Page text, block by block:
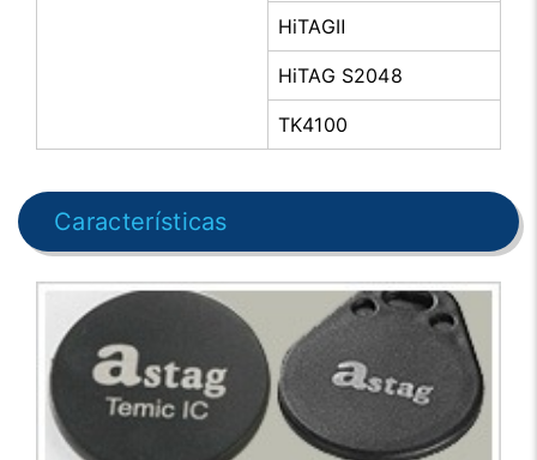
HiTAGⅡ
HiTAG S2048
TK4100
Características